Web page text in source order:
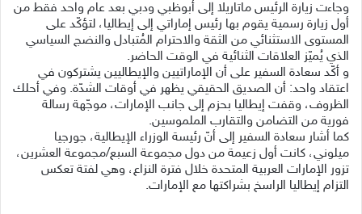
وجاءت زيارة الرئيس ماتاريلا إلى أبوظبي ودبي بعد عام واحد فقط من
أول زيارة رسمية يقوم بها رئيس إماراتي إلى إيطاليا، لتؤكّد على
المستوى الاستثنائي من الثقة والاحترام المُتبادل والنضج السياسي
الذي يُميّز العلاقات الثنائية في الوقت الحاضر.
و أكّد سعادة السفير على أن الإماراتيين والإيطاليين يشتركون في
اعتقاد واحد: أن الصديق الحقيقي يظهر في أوقات الشدّة. وفي أحلك
الظروف، وقفت إيطاليا بحزم إلى جانب الإمارات، موجّهة رسالة
فورية من التضامن والتقارب الملموسين.
كما أشار سعادة السفير إلى أنّ رئيسة الوزراء الإيطالية، جورجيا
ميلوني، كانت أول زعيمة من دول مجموعة السبع/مجموعة العشرين،
تزور الإمارات العربية المتحدة خلال فترة النزاع، وهي لفتة تعكس
التزام إيطاليا الراسخ بشراكتها مع الإمارات.